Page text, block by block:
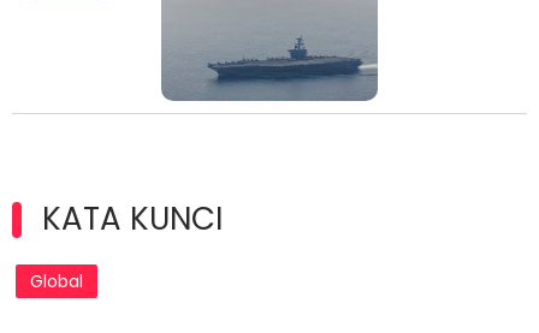
KATA KUNCI
Global